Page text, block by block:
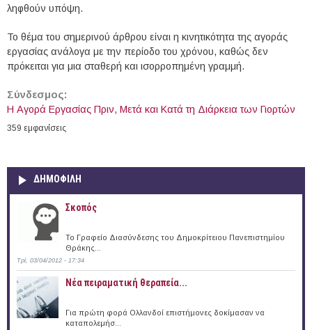
ληφθούν υπόψη.
Το θέμα του σημερινού άρθρου είναι η κινητικότητα της αγοράς
εργασίας ανάλογα με την περίοδο του χρόνου, καθώς δεν
πρόκειται για μια σταθερή και ισορροπημένη γραμμή.
Σύνδεσμος:
Η Αγορά Εργασίας Πριν, Μετά και Κατά τη Διάρκεια των Γιορτών
359 εμφανίσεις
ΔΗΜΟΦΙΛΗ
Σκοπός
Το Γραφείο Διασύνδεσης του Δημοκρίτειου Πανεπιστημίου
Θράκης...
Τρί, 03/04/2012 - 17:34
Νέα πειραματική θεραπεία...
Για πρώτη φορά Ολλανδοί επιστήμονες δοκίμασαν να
καταπολεμήσ...